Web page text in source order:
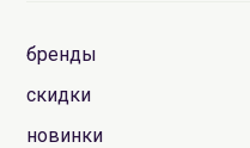
бренды
скидки
новинки